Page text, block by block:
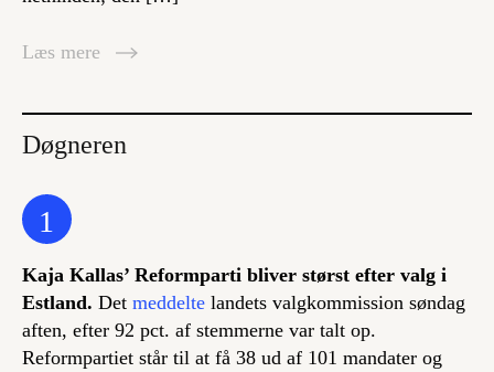
Læs mere
Døgneren
1
Kaja Kallas’ Reformparti bliver størst efter valg i
Estland. Det meddelte landets valgkommission søndag
aften, efter 92 pct. af stemmerne var talt op.
Reformpartiet står til at få 38 ud af 101 mandater og